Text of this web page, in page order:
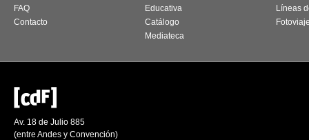
FAQ
Contacto
Educativa
Catálogo
Mediateca
Líneas
Av. 18 de Julio 885
(entre Andes y Convención)